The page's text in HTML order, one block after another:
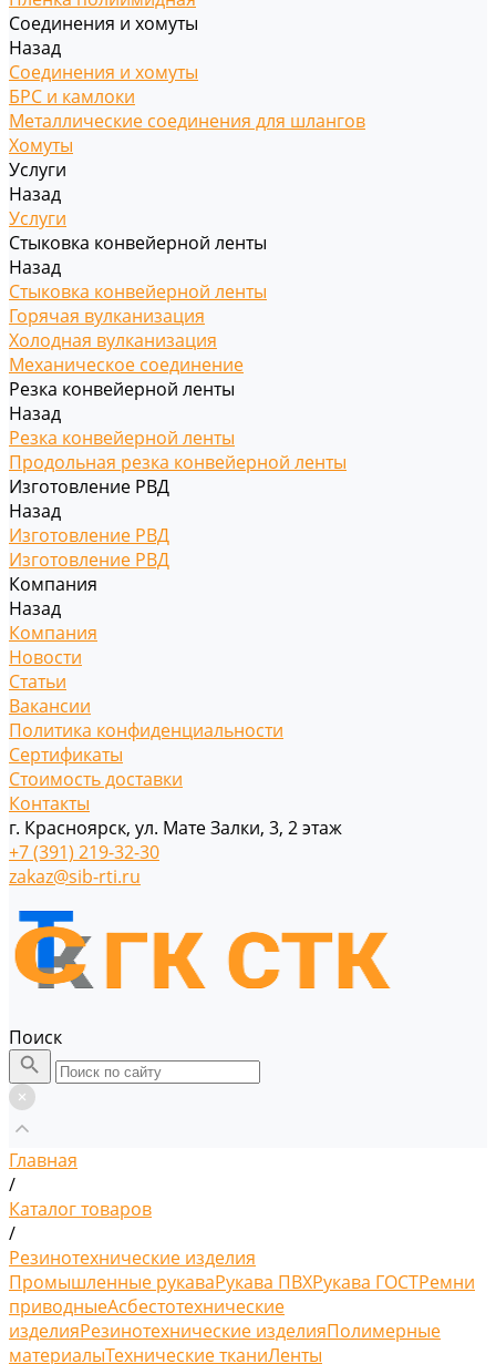
Соединения и хомуты
Назад
Соединения и хомуты
БРС и камлоки
Металлические соединения для шлангов
Хомуты
Услуги
Назад
Услуги
Стыковка конвейерной ленты
Назад
Стыковка конвейерной ленты
Горячая вулканизация
Холодная вулканизация
Механическое соединение
Резка конвейерной ленты
Назад
Резка конвейерной ленты
Продольная резка конвейерной ленты
Изготовление РВД
Назад
Изготовление РВД
Изготовление РВД
Компания
Назад
Компания
Новости
Статьи
Вакансии
Политика конфиденциальности
Сертификаты
Стоимость доставки
Контакты
г. Красноярск, ул. Мате Залки, 3, 2 этаж
+7 (391) 219-32-30
zakaz@sib-rti.ru
Поиск
Главная
/
Каталог товаров
/
Резинотехнические изделия
Промышленные рукаваРукава ПВХРукава ГОСТРемни
приводныеАсбестотехнические
изделияРезинотехнические изделияПолимерные
материалыТехнические тканиЛенты